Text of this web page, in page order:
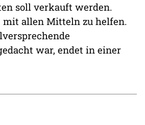
soll verkauft werden.
mit allen Mitteln zu helfen.
war, endet in einer